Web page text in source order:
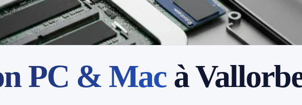
PC & Macà